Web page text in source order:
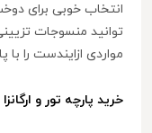
انتخاب خوبی برای
توانید منسوجات
مواردی ازایندست را با
خرید پارچه تور و